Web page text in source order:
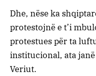
Dhe, nëse ka
protestojnë e t’i
protestues për ta
institucional, ata
Veriut.